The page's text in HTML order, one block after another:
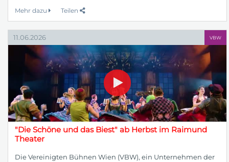
Mehr dazu Teilen
11.06.2026 VBW
"Die Schöne und das Biest" ab Herbst im Raimund
Theater
Die Vereinigten Bühnen Wien (VBW), ein Unternehmen der